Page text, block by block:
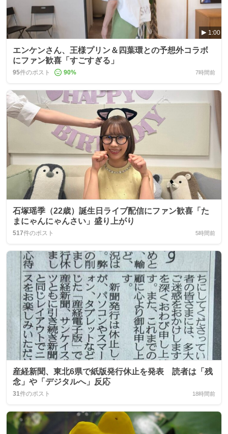
1:00
エンケンさん、王様プリン＆四葉環との予想外コラボ
にファン歓喜「すごすぎる」
95件のポスト 90% 7時間前
石塚瑶季（22歳）誕生日ライブ配信にファン歓喜「た
まにゃんにゃんさい」盛り上がり
517件のポスト 5時間前
産経新聞、東北6県で紙版発行休止を発表 読者は「残
念」や「デジタルへ」反応
31件のポスト 18時間前